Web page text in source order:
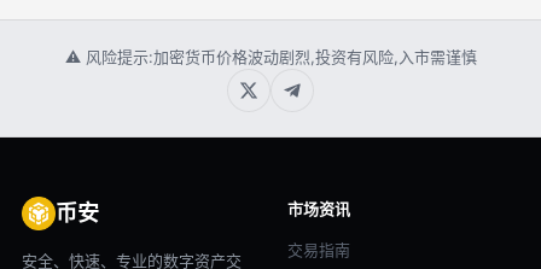
⚠ 风险提示:加密货币价格波动剧烈,投资有风险,入市需谨慎
币安
安全、快速、专业的数字资产交
市场资讯
交易指南